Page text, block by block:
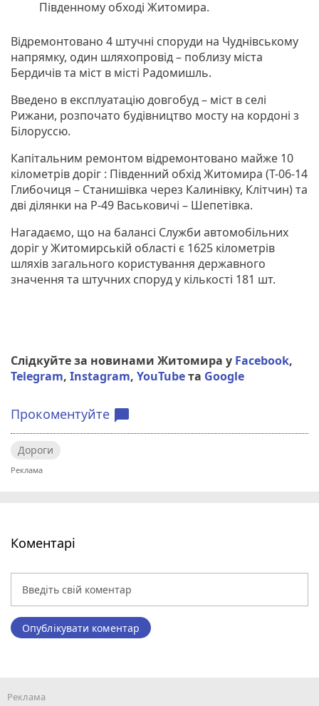
Південному обході Житомира.
Відремонтовано 4 штучні споруди на Чуднівському
напрямку, один шляхопровід – поблизу міста
Бердичів та міст в місті Радомишль.
Введено в експлуатацію довгобуд – міст в селі
Рижани, розпочато будівництво мосту на кордоні з
Білоруссю.
Капітальним ремонтом відремонтовано майже 10
кілометрів доріг : Південний обхід Житомира (Т-06-14
Глибочиця – Станишівка через Калинівку, Клітчин) та
дві ділянки на Р-49 Васьковичі – Шепетівка.
Нагадаємо, що на балансі Служби автомобільних
доріг у Житомирській області є 1625 кілометрів
шляхів загального користування державного
значення та штучних споруд у кількості 181 шт.
Слідкуйте за новинами Житомира у Facebook,
Telegram, Instagram, YouTubeта Google
Прокоментуйте chat_bubble
Дороги
Коментарі
Опублікувати коментар